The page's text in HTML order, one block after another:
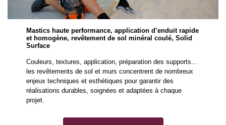
Mastics haute performance, application d’enduit rapide
et homogène, revêtement de sol minéral coulé, Solid
Surface
Couleurs, textures, application, préparation des supports...
les revêtements de sol et murs concentrent de nombreux
enjeux techniques et esthétiques pour garantir des
réalisations durables, soignées et adaptées à chaque
projet.